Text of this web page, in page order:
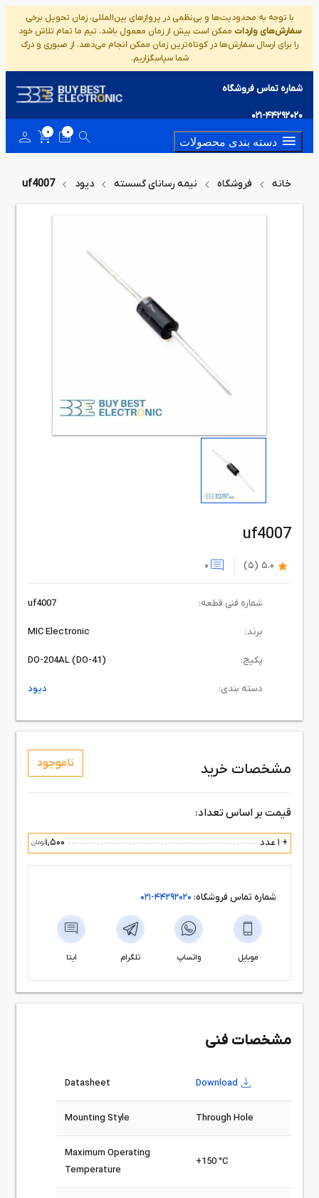
با توجه به محدودیت‌ها و بی‌نظمی در پروازهای بین‌المللی، زمان تحویل برخی
سفارش‌های واردات ممکن است بیش از زمان معمول باشد. تیم ما تمام تلاش خود
را برای ارسال سفارش‌ها در کوتاه‌ترین زمان ممکن انجام می‌دهد. از صبوری و درک
شما سپاسگزاریم.
شماره تماس فروشگاه
021-44292020
دسته بندی محصولات
0
0
خانه فروشگاه نیمه رسانای گسسته دیود uf4007
uf4007
5.0
(5)
0
شماره فنی قطعه: uf4007
برند: MIC Electronic
پکیج: DO-204AL (DO-41)
دسته بندی: دیود
مشخصات خرید ناموجود
قیمت بر اساس تعداد:
+ 1 عدد 1,500تومان
شماره تماس فروشگاه: 44292020-021
موبایل واتساپ تلگرام ایتا
مشخصات فنی
Datasheet Download
Mounting Style Through Hole
Maximum Operating
Temperature
+150 °C